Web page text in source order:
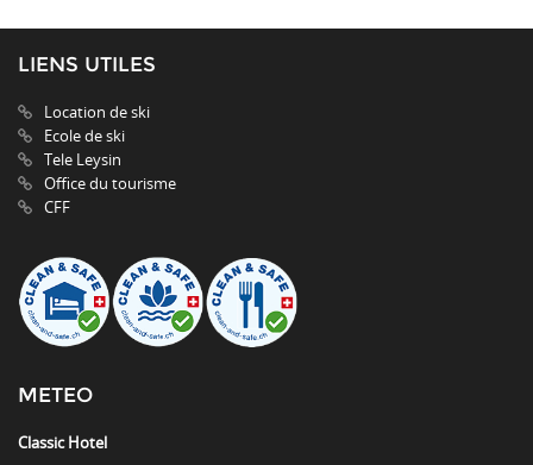
LIENS UTILES
Location de ski
Ecole de ski
Tele Leysin
Office du tourisme
CFF
METEO
Classic Hotel